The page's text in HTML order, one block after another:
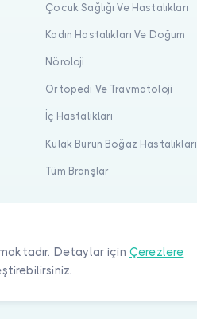
Detaylar için Çerezlere
Çocuk Sağlığı Ve Hastalıkları
Kadın Hastalıkları Ve Doğum
Nöroloji
Ortopedi Ve Travmatoloji
İç Hastalıkları
Kulak Burun Boğaz Hastalıkları
Tüm Branşlar